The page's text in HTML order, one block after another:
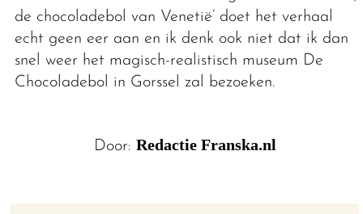
de chocoladebol van Venetië’ doet het verhaal
echt geen eer aan en ik denk ook niet dat ik dan
snel weer het magisch-realistisch museum De
Chocoladebol in Gorssel zal bezoeken.
Door: Redactie Franska.nl